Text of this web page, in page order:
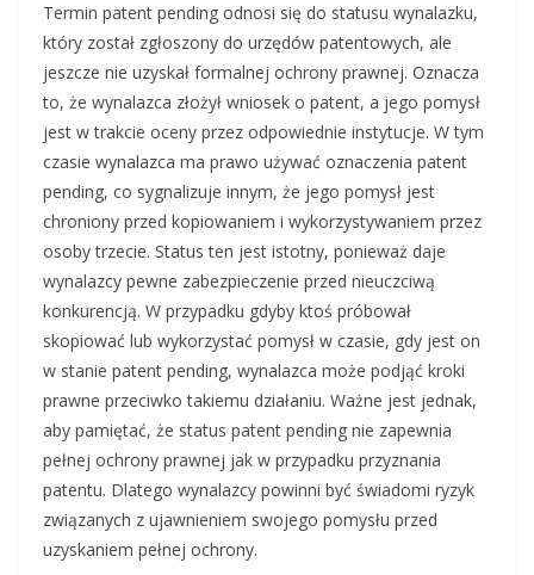
Termin patent pending odnosi się do statusu wynalazku,
który został zgłoszony do urzędów patentowych, ale
jeszcze nie uzyskał formalnej ochrony prawnej. Oznacza
to, że wynalazca złożył wniosek o patent, a jego pomysł
jest w trakcie oceny przez odpowiednie instytucje. W tym
czasie wynalazca ma prawo używać oznaczenia patent
pending, co sygnalizuje innym, że jego pomysł jest
chroniony przed kopiowaniem i wykorzystywaniem przez
osoby trzecie. Status ten jest istotny, ponieważ daje
wynalazcy pewne zabezpieczenie przed nieuczciwą
konkurencją. W przypadku gdyby ktoś próbował
skopiować lub wykorzystać pomysł w czasie, gdy jest on
w stanie patent pending, wynalazca może podjąć kroki
prawne przeciwko takiemu działaniu. Ważne jest jednak,
aby pamiętać, że status patent pending nie zapewnia
pełnej ochrony prawnej jak w przypadku przyznania
patentu. Dlatego wynalazcy powinni być świadomi ryzyk
związanych z ujawnieniem swojego pomysłu przed
uzyskaniem pełnej ochrony.